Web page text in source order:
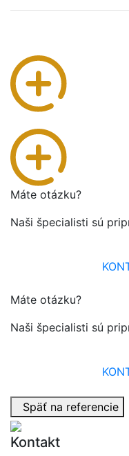
Máte otázku?
Naši špecialisti sú
Máte otázku?
Naši špecialisti sú
Späť na referencie
Kontakt